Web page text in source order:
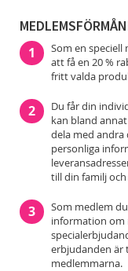
1
Som en
att få en 20 %
fritt valda
2
Du får din
kan bland
dela med andra
personliga
till din familj
3
Som medlem
information
erbjudanden är
medlemmarna.